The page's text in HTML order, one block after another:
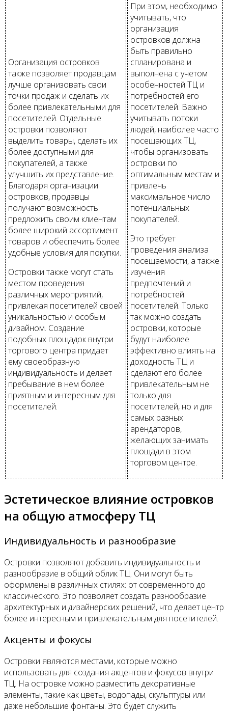
Организация островков
также позволяет продавцам
лучше организовать свои
точки продаж и сделать их
более привлекательными для
посетителей. Отдельные
островки позволяют
выделить товары, сделать их
более доступными для
покупателей, а также
улучшить их представление.
Благодаря организации
островков, продавцы
получают возможность
предложить своим клиентам
более широкий ассортимент
товаров и обеспечить более
удобные условия для покупки.
Островки также могут стать
местом проведения
различных мероприятий,
привлекая посетителей своей
уникальностью и особым
дизайном. Создание
подобных площадок внутри
торгового центра придает
ему своеобразную
индивидуальность и делает
пребывание в нем более
приятным и интересным для
посетителей.
При этом, необходимо
учитывать, что
организация
островков должна
быть правильно
спланирована и
выполнена с учетом
особенностей ТЦ и
потребностей его
посетителей. Важно
учитывать потоки
людей, наиболее часто
посещающих ТЦ,
чтобы организовать
островки по
оптимальным местам и
привлечь
максимальное число
потенциальных
покупателей.
Это требует
проведения анализа
посещаемости, а также
изучения
предпочтений и
потребностей
посетителей. Только
так можно создать
островки, которые
будут наиболее
эффективно влиять на
доходность ТЦ и
сделают его более
привлекательным не
только для
посетителей, но и для
самых разных
арендаторов,
желающих занимать
площади в этом
торговом центре.
Эстетическое влияние островков
на общую атмосферу ТЦ
Индивидуальность и разнообразие
Островки позволяют добавить индивидуальность и
разнообразие в общий облик ТЦ. Они могут быть
оформлены в различных стилях: от современного до
классического. Это позволяет создать разнообразие
архитектурных и дизайнерских решений, что делает центр
более интересным и привлекательным для посетителей.
Акценты и фокусы
Островки являются местами, которые можно
использовать для создания акцентов и фокусов внутри
ТЦ. На островке можно разместить декоративные
элементы, такие как цветы, водопады, скульптуры или
даже небольшие фонтаны. Это будет служить